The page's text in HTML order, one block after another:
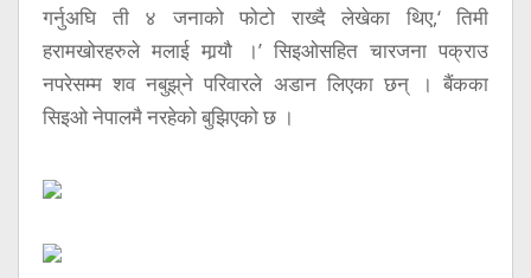
गर्नुअघि ती ४ जनाको फोटो राख्दै लेखेका थिए,‘ तिमी
हरामखोरहरुले मलाई मार्‍यौ ।’ सिइओसहित चारजना पक्राउ
नपरेसम्म शव नबुझ्‌ने परिवारले अडान लिएका छन् । बैंकका
सिइओ नेपालमै नरहेको बुझिएको छ ।